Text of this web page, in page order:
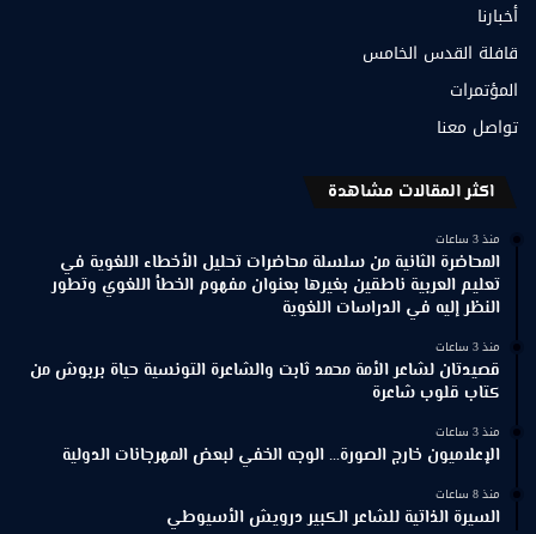
أخبارنا
قافلة القدس الخامس
المؤتمرات
تواصل معنا
اكثر المقالات مشاهدة
منذ 3 ساعات
المحاضرة الثانية من سلسلة محاضرات تحليل الأخطاء اللغوية في
تعليم العربية ناطقين بغيرها بعنوان مفهوم الخطأ اللغوي وتطور
النظر إليه في الدراسات اللغوية
منذ 3 ساعات
قصيدتان لشاعر الأمة محمد ثابت والشاعرة التونسية حياة بربوش من
كتاب قلوب شاعرة
منذ 3 ساعات
الإعلاميون خارج الصورة… الوجه الخفي لبعض المهرجانات الدولية
منذ 8 ساعات
السيرة الذاتية للشاعر الكبير درويش الأسيوطي